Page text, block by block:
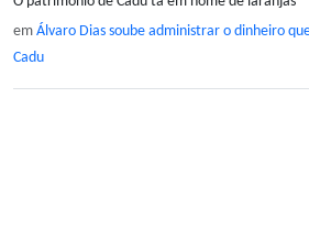
em Álvaro Dias soube administrar o dinheiro
Cadu